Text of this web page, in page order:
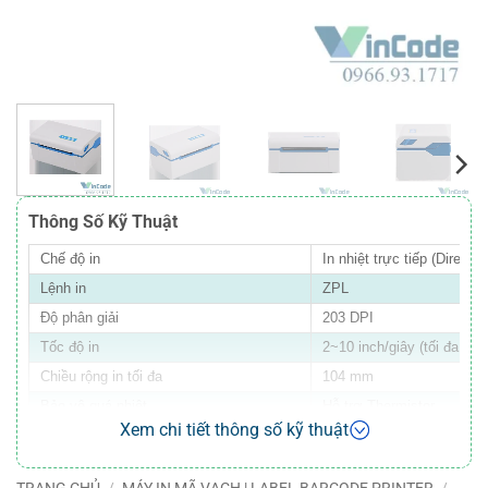
Thông Số Kỹ Thuật
Chế độ in
In nhiệt trực tiếp (Direct
Lệnh in
ZPL
Độ phân giải
203 DPI
Tốc độ in
2~10 inch/giây (tối đa
Chiều rộng in tối đa
104 mm
Phát hiện loại phương tiện (Media
Cảm biến phản xạ
Phát hiện vạch đen (Black mark
Xem chi tiết thông số kỹ thuật